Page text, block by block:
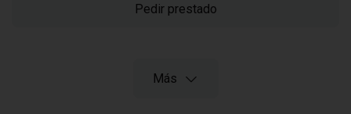
Pedir prestado
Más